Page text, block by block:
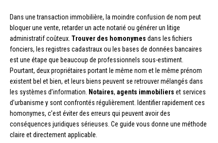
Dans une transaction immobilière, la moindre confusion de nom peut
bloquer une vente, retarder un acte notarié ou générer un litige
administratif coûteux. Trouver des homonymes dans les fichiers
fonciers, les registres cadastraux ou les bases de données bancaires
est une étape que beaucoup de professionnels sous-estiment.
Pourtant, deux propriétaires portant le même nom et le même prénom
existent bel et bien, et leurs biens peuvent se retrouver mélangés dans
les systèmes d’information. Notaires, agents immobiliers et services
d’urbanisme y sont confrontés régulièrement. Identifier rapidement ces
homonymes, c’est éviter des erreurs qui peuvent avoir des
conséquences juridiques sérieuses. Ce guide vous donne une méthode
claire et directement applicable.